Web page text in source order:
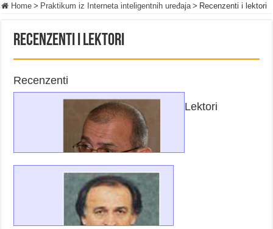
Home > Praktikum iz Interneta inteligentnih uređaja > Recenzenti i lektori
Recenzenti i lektori
Recenzenti
prof dr Veljko Milutinović
Lektori